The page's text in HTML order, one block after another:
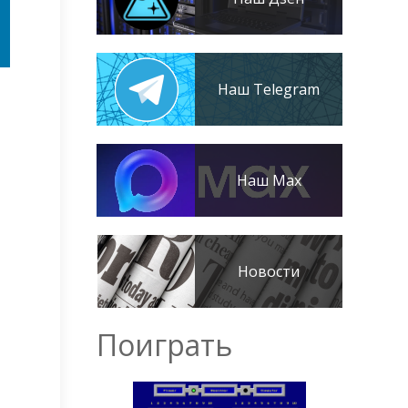
Наш Telegram
Наш Max
Новости
Поиграть